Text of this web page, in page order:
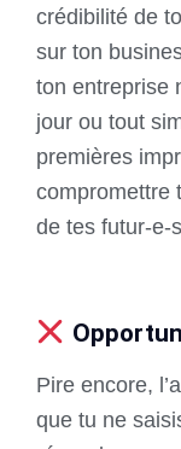
crédibilité de
sur ton
ton entreprise
jour ou tout
premières
compromettre
de tes futur-e-
Pire encore,
que tu ne